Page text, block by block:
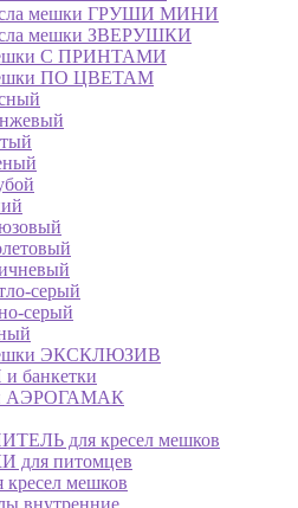
мешки ГРУШИ МИНИ
мешки ЗВЕРУШКИ
С ПРИНТАМИ
ПО ЦВЕТАМ
серый
серый
ЭКСКЛЮЗИВ
банкетки
АЭРОГАМАК
для кресел мешков
питомцев
кресел мешков
внутренние